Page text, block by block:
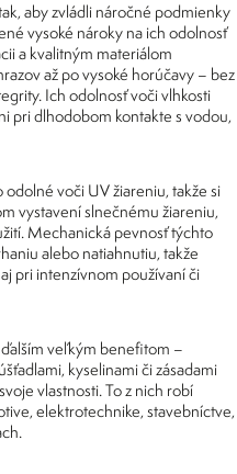
aby zvládli náročné podmienky
vysoké nároky na ich odolnosť
a kvalitným materiálom
až po vysoké horúčavy – bez
Ich odolnosť voči vlhkosti
pri dlhodobom kontakte s vodou,
voči UV žiareniu, takže si
vystavení slnečnému žiareniu,
Mechanická pevnosť týchto
alebo natiahnutiu, takže
pri intenzívnom používaní či
veľkým benefitom –
kyselinami či zásadami
vlastnosti. To z nich robí
elektrotechnike, stavebníctve,